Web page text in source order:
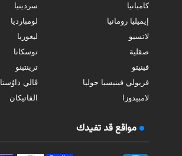
كامبانيا
سردينيا
إيميليا رومانيا
لومبارديا
لاتسيو
ليغوريا
صقلية
توسكانا
فينيتو
ترينتينو
فريولي فينيسيا جوليا
ڤالي داوُستا
لامبيدوزا
الفاتيكان
مواقع قد تفيدك